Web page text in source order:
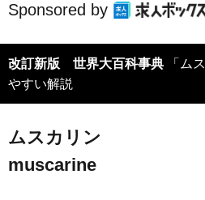
Sponsored by
改訂新版 世界大百科事典 「ム
やすい解説
ムスカリン
muscarine